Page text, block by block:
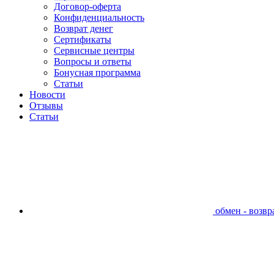
Договор-оферта
Конфиденциальность
Возврат денег
Сертификаты
Сервисные центры
Вопросы и ответы
Бонусная программа
Статьи
Новости
Отзывы
Статьи
обмен -